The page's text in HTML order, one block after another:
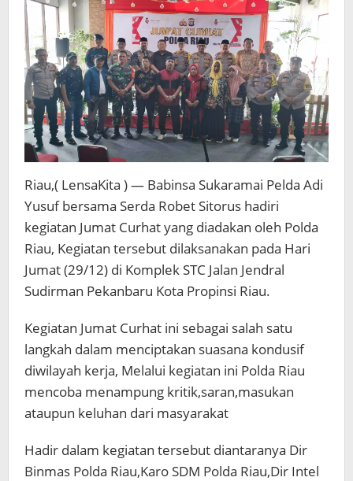
Riau,( LensaKita ) — Babinsa Sukaramai Pelda Adi
Yusuf bersama Serda Robet Sitorus hadiri
kegiatan Jumat Curhat yang diadakan oleh Polda
Riau, Kegiatan tersebut dilaksanakan pada Hari
Jumat (29/12) di Komplek STC Jalan Jendral
Sudirman Pekanbaru Kota Propinsi Riau.
Kegiatan Jumat Curhat ini sebagai salah satu
langkah dalam menciptakan suasana kondusif
diwilayah kerja, Melalui kegiatan ini Polda Riau
mencoba menampung kritik,saran,masukan
ataupun keluhan dari masyarakat
Hadir dalam kegiatan tersebut diantaranya Dir
Binmas Polda Riau,Karo SDM Polda Riau,Dir Intel